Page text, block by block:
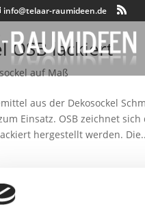
info@telaar-raumideen.de
OSB lackiert
auf Maß
aus der Dekosockel
Einsatz. OSB zeichnet
hergestellt werden.